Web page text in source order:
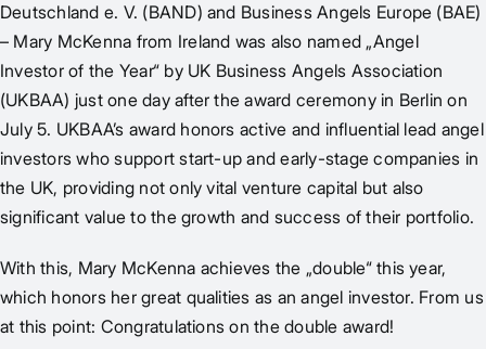
Deutschland e. V. (BAND) and Business Angels Europe (BAE)
– Mary McKenna from Ireland was also named „Angel
Investor of the Year“ by UK Business Angels Association
(UKBAA) just one day after the award ceremony in Berlin on
July 5. UKBAA’s award honors active and influential lead angel
investors who support start-up and early-stage companies in
the UK, providing not only vital venture capital but also
significant value to the growth and success of their portfolio.
With this, Mary McKenna achieves the „double“ this year,
which honors her great qualities as an angel investor. From us
at this point: Congratulations on the double award!